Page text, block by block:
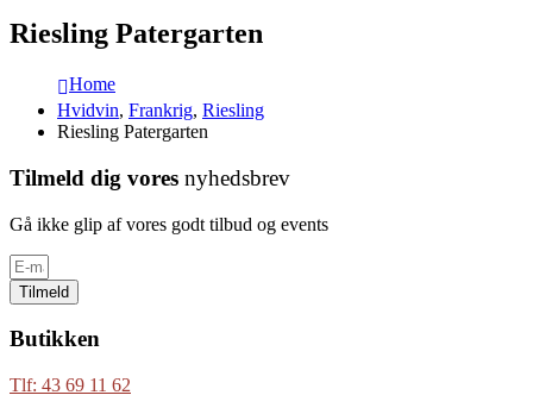
Riesling Patergarten
Home
Hvidvin, Frankrig, Riesling
Riesling Patergarten
Tilmeld dig vores nyhedsbrev
Gå ikke glip af vores godt tilbud og events
Tilmeld
Butikken
Tlf: 43 69 11 62